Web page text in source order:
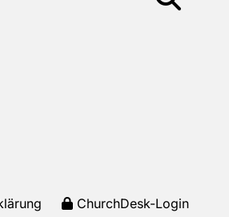
ChurchDesk-Login